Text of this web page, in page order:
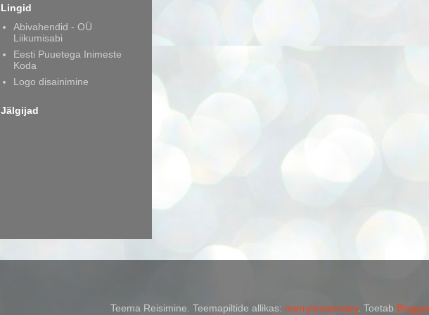
Lingid
Abivahendid - OÜ
Liikumisabi
Eesti Puuetega Inimeste
Koda
Logo disainimine
Jälgijad
Teema Reisimine. Teemapiltide allikas: merrymoonmary. Toetab